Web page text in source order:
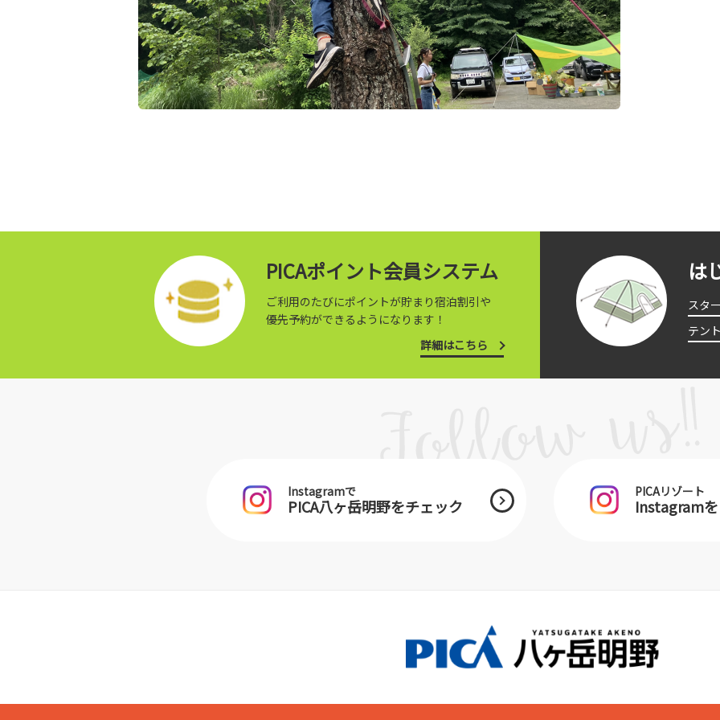
PICAポイント会員システム
ご利用のたびにポイントが貯まり宿泊割引や
優先予約ができるようになります！
詳細はこちら
は
スタ
テン
Instagramで
PICA八ヶ岳明野をチェック
PICAリゾート
Instagram